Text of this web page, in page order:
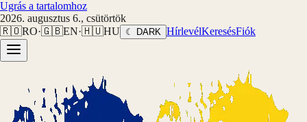
Ugrás a tartalomhoz
2026. augusztus 6., csütörtök
🇷🇴RO·🇬🇧EN·🇭🇺HU ☾ DARK HírlevélKeresésFiók